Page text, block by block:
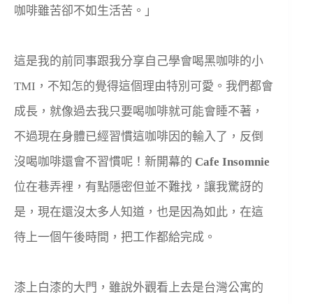
咖啡雖苦卻不如生活苦。」
這是我的前同事跟我分享自己學會喝黑咖啡的小
TMI，不知怎的覺得這個理由特別可愛。我們都會
成長，就像過去我只要喝咖啡就可能會睡不著，
不過現在身體已經習慣這咖啡因的輸入了，反倒
沒喝咖啡還會不習慣呢！新開幕的 Cafe Insomnie
位在巷弄裡，有點隱密但並不難找，讓我驚訝的
是，現在還沒太多人知道，也是因為如此，在這
待上一個午後時間，把工作都給完成。
漆上白漆的大門，雖說外觀看上去是台灣公寓的